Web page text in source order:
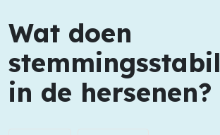
Wat doen
in de hersenen?